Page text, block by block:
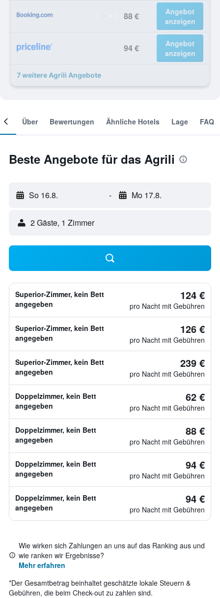
88 €
Angebot
anzeigen
94 €
Angebot
anzeigen
7 weitere Agrili Angebote
Über Bewertungen Ähnliche Hotels Lage FAQ
Beste Angebote für das Agrili
So 16.8. - Mo 17.8.
2 Gäste, 1 Zimmer
Superior-Zimmer, kein Bett
angegeben
124 €
pro Nacht mit Gebühren
Superior-Zimmer, kein Bett
angegeben
126 €
pro Nacht mit Gebühren
Superior-Zimmer, kein Bett
angegeben
239 €
pro Nacht mit Gebühren
Doppelzimmer, kein Bett
angegeben
62 €
pro Nacht mit Gebühren
Doppelzimmer, kein Bett
angegeben
88 €
pro Nacht mit Gebühren
Doppelzimmer, kein Bett
angegeben
94 €
pro Nacht mit Gebühren
Doppelzimmer, kein Bett
angegeben
94 €
pro Nacht mit Gebühren
Wie wirken sich Zahlungen an uns auf das Ranking aus und
wie ranken wir Ergebnisse?
Mehr erfahren
*Der Gesamtbetrag beinhaltet geschätzte lokale Steuern &
Gebühren, die beim Check-out zu zahlen sind.